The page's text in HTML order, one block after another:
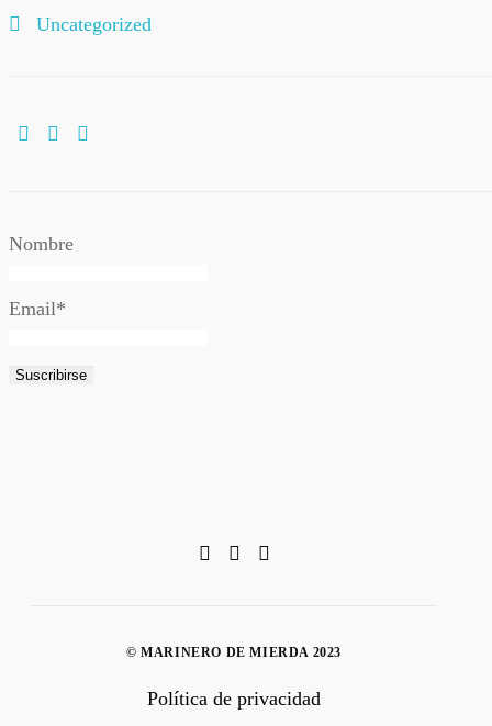
Uncategorized
Nombre
Email*
© MARINERO DE MIERDA 2023
Política de privacidad